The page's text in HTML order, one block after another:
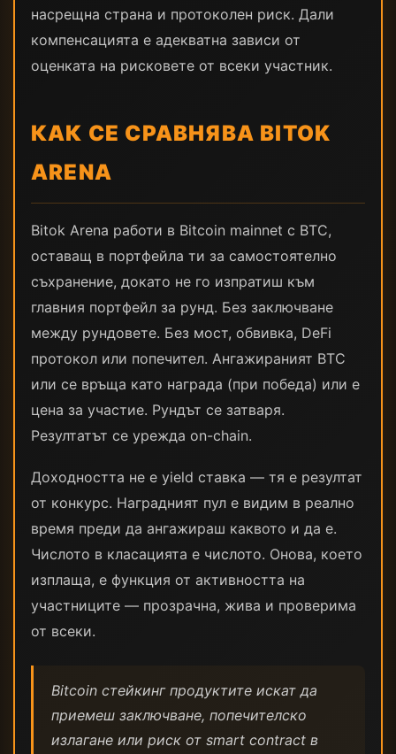
насрещна страна и протоколен риск. Дали
компенсацията е адекватна зависи от
оценката на рисковете от всеки участник.
КАК СЕ СРАВНЯВА BITOK
ARENA
Bitok Arena работи в Bitcoin mainnet с BTC,
оставащ в портфейла ти за самостоятелно
съхранение, докато не го изпратиш към
главния портфейл за рунд. Без заключване
между рундовете. Без мост, обвивка, DeFi
протокол или попечител. Ангажираният BTC
или се връща като награда (при победа) или е
цена за участие. Рундът се затваря.
Резултатът се урежда on-chain.
Доходността не е yield ставка — тя е резултат
от конкурс. Наградният пул е видим в реално
время преди да ангажираш каквото и да е.
Числото в класацията е числото. Онова, което
изплаща, е функция от активността на
участниците — прозрачна, жива и проверима
от всеки.
Bitcoin стейкинг продуктите искат да
приемеш заключване, попечителско
излагане или риск от smart contract в